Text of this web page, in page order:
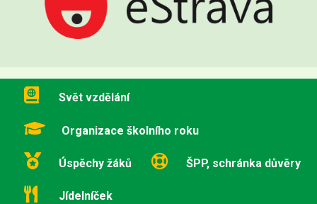
Svět vzdělání
Organizace školního roku
Úspěchy žáků ŠPP, schránka důvěry
Jídelníček